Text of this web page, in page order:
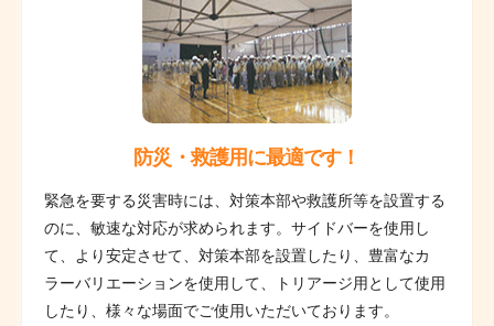
防災・救護用に最適です！
緊急を要する災害時には、対策本部や救護所等を設置する
のに、敏速な対応が求められます。サイドバーを使用し
て、より安定させて、対策本部を設置したり、豊富なカ
ラーバリエーションを使用して、トリアージ用として使用
したり、様々な場面でご使用いただいております。